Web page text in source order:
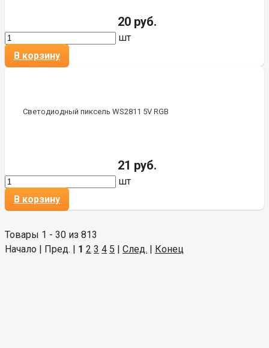
20 руб.
шт
В корзину
Светодиодный пиксель WS2811 5V RGB
21 руб.
шт
В корзину
Товары 1 - 30 из 813
Начало | Пред. | 1 2 3 4 5 | След. | Конец